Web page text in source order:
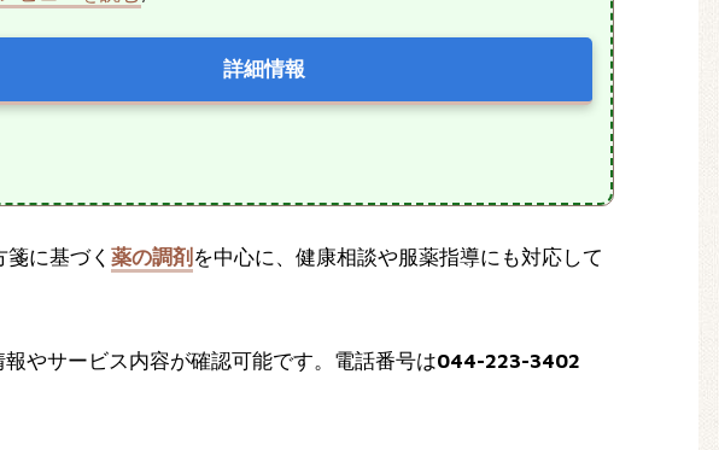
詳細情報
に基づく 薬の調剤 を中心に、健康相談や服薬指導にも対応して
報やサービス内容が確認可能です。電話番号は044-223-3402